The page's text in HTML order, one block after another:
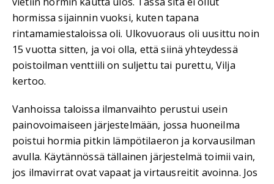
hormissa sijainnin vuoksi, kuten tapana
rintamamiestaloissa oli. Ulkovuoraus oli uusittu noin
15 vuotta sitten, ja voi olla, että siinä yhteydessä
poistoilman venttiili on suljettu tai purettu, Vilja
kertoo.
Vanhoissa taloissa ilmanvaihto perustui usein
painovoimaiseen järjestelmään, jossa huoneilma
poistui hormia pitkin lämpötilaeron ja korvausilman
avulla. Käytännössä tällainen järjestelmä toimii vain,
jos ilmavirrat ovat vapaat ja virtausreitit avoinna. Jos